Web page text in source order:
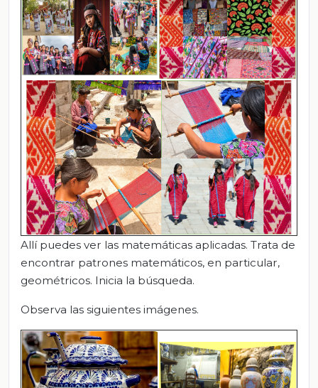
Allí puedes ver las matemáticas aplicadas. Trata de
encontrar patrones matemáticos, en particular,
geométricos. Inicia la búsqueda.
Observa las siguientes imágenes.